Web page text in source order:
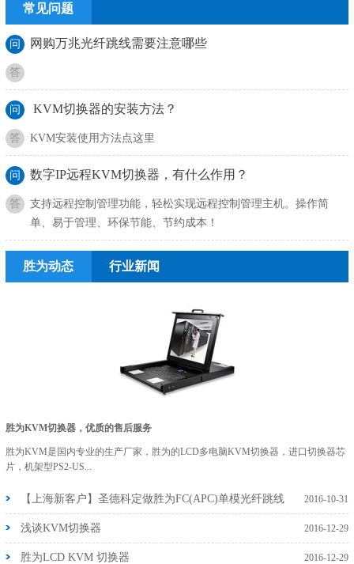
常见问题
问 网购万兆光纤跳线需要注意哪些
答
问 KVM切换器的安装方法？
答 KVM安装使用方法点这里
问 数字IP远程KVM切换器，有什么作用？
答
支持远程控制管理功能，轻松实现远程控制管理主机。操作简
单、易于管理、环保节能、节约成本！
胜为动态 行业新闻
胜为KVM切换器，优质的售后服务
胜为KVM是国内专业的生产厂家，胜为的LCD多电脑KVM切换器，进口切换器芯
片，机架型PS2-US...
【上海新客户】圣德科定做胜为FC(APC)单模光纤跳线 2016-10-31
浅谈KVM切换器 2016-12-29
胜为LCD KVM 切换器 2016-12-29